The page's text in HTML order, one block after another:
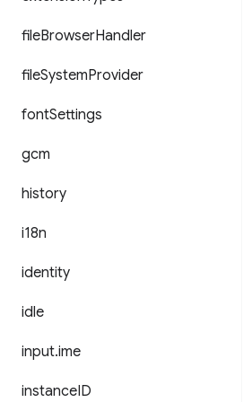
fileBrowserHandler
fileSystemProvider
fontSettings
gcm
history
i18n
identity
idle
input.ime
instanceID